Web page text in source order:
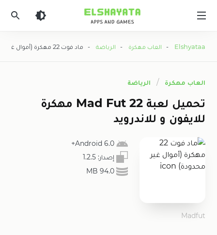
Elshyataa
- العاب مهكرة - الرياضة - ماد فوت 22 مهكرة (أموال غير محدودة)
العاب مهكرة الرياضة
تحميل لعبة Mad Fut 22 مهكرة
للايفون و للاندرويد
6.0 Android+
إصدار: 1.2.5
94.0 MB
Madfut